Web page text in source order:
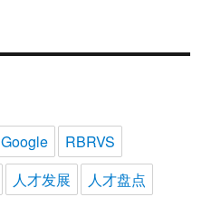
Google
RBRVS
人才发展
人才盘点